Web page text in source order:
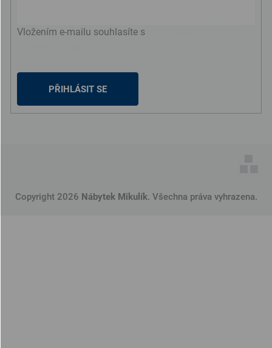
Vložením e-mailu souhlasíte s
PŘIHLÁSIT SE
Copyright 2026 Nábytek Mikulík. Všechna práva vyhrazena.